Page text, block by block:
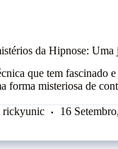
da Hipnose: Uma
que tem fascinado
forma misteriosa de
rickyunic 16